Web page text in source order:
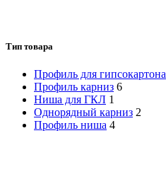
Тип товара
Профиль для гипсокартона
Профиль карниз 6
Ниша для ГКЛ 1
Однорядный карниз 2
Профиль ниша 4